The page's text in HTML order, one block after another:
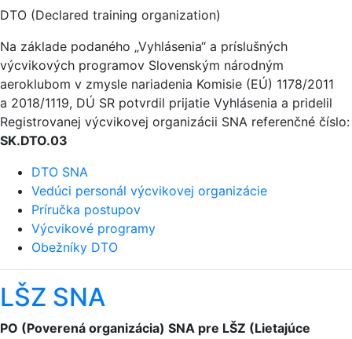
DTO (Declared training organization)
Na základe podaného „Vyhlásenia“ a príslušných
výcvikových programov Slovenským národným
aeroklubom v zmysle nariadenia Komisie (EÚ) 1178/2011
a 2018/1119, DÚ SR potvrdil prijatie Vyhlásenia a pridelil
Registrovanej výcvikovej organizácii SNA referenčné číslo:
SK.DTO.03
DTO SNA
Vedúci personál výcvikovej organizácie
Príručka postupov
Výcvikové programy
Obežníky DTO
LŠZ SNA
PO (Poverená organizácia) SNA pre LŠZ (Lietajúce